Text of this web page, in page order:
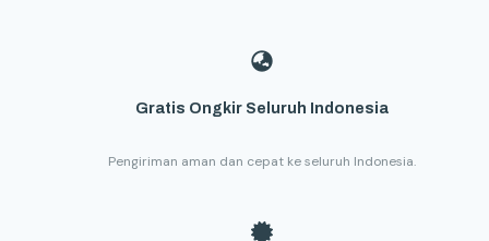
Gratis Ongkir Seluruh Indonesia
Pengiriman aman dan cepat ke seluruh Indonesia.